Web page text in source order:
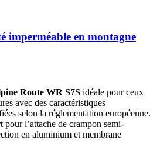
imperméable en montagne
Route WR S7S idéale pour ceux
avec des caractéristiques
selon la réglementation européenne.
pour l’attache de crampon semi-
en aluminium et membrane